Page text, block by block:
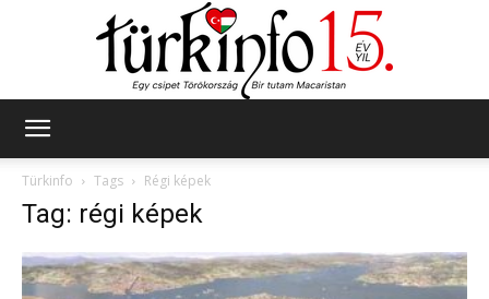
Türkinfo
Tags Régi képek
Tag: régi képek